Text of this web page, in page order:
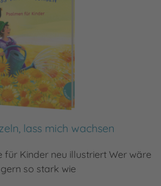
lass mich wachsen
für Kinder neu illustriert Wer wäre
so stark wie